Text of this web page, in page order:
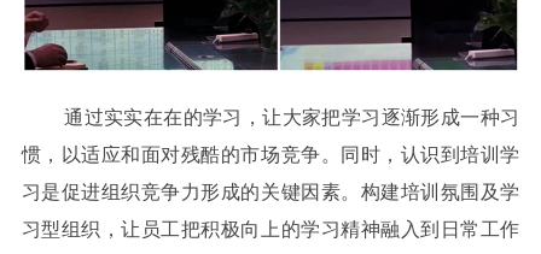
通过实实在在的学习，让大家把学习逐渐形成一种习
惯，以适应和面对残酷的市场竞争。同时，认识到培训学
习是促进组织竞争力形成的关键因素。构建培训氛围及学
习型组织，让员工把积极向上的学习精神融入到日常工作